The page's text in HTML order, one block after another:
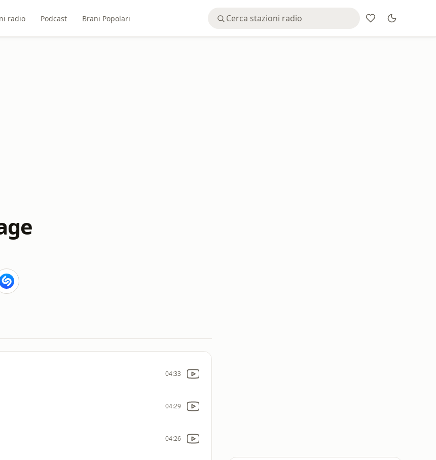
radio Podcast Brani Popolari
04:33
04:29
04:26